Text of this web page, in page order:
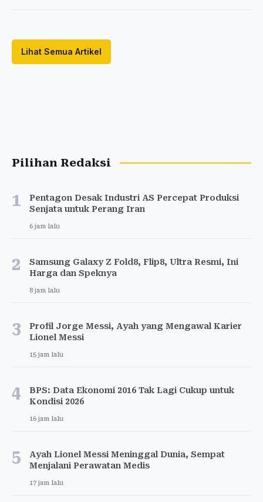
Lihat Semua Artikel
Pilihan Redaksi
1
Pentagon Desak Industri AS Percepat Produksi
Senjata untuk Perang Iran
6 jam lalu
2
Samsung Galaxy Z Fold8, Flip8, Ultra Resmi, Ini
Harga dan Speknya
8 jam lalu
3
Profil Jorge Messi, Ayah yang Mengawal Karier
Lionel Messi
15 jam lalu
4
BPS: Data Ekonomi 2016 Tak Lagi Cukup untuk
Kondisi 2026
16 jam lalu
5
Ayah Lionel Messi Meninggal Dunia, Sempat
Menjalani Perawatan Medis
17 jam lalu